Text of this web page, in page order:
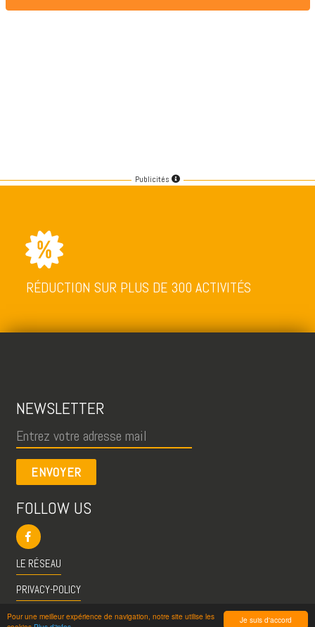
Je suis d'accord
Pour une meilleur expérience de navigation, notre site utilise les
Publicités
RÉDUCTION SUR PLUS DE 300 ACTIVITÉS
NEWSLETTER
ENVOYER
FOLLOW US
LE RÉSEAU
PRIVACY-POLICY
CGU